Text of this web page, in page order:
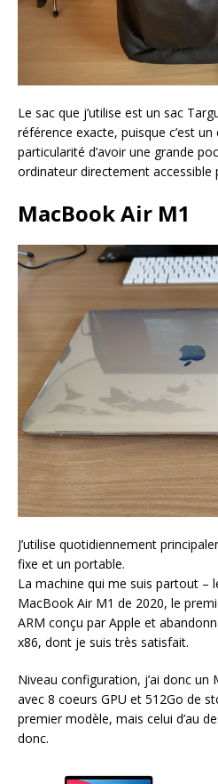
Le sac que j’utilise est un sac
référence exacte, puisque c’est
particularité d’avoir une grande
ordinateur directement accessible
MacBook Air M1
J’utilise quotidiennement
fixe et un portable.
La machine qui me suis partout –
MacBook Air M1 de 2020, le
ARM conçu par Apple et
x86, dont je suis très satisfait.
Niveau configuration, j’ai donc
avec 8 coeurs GPU et 512Go de
premier modèle, mais celui d’au
donc.